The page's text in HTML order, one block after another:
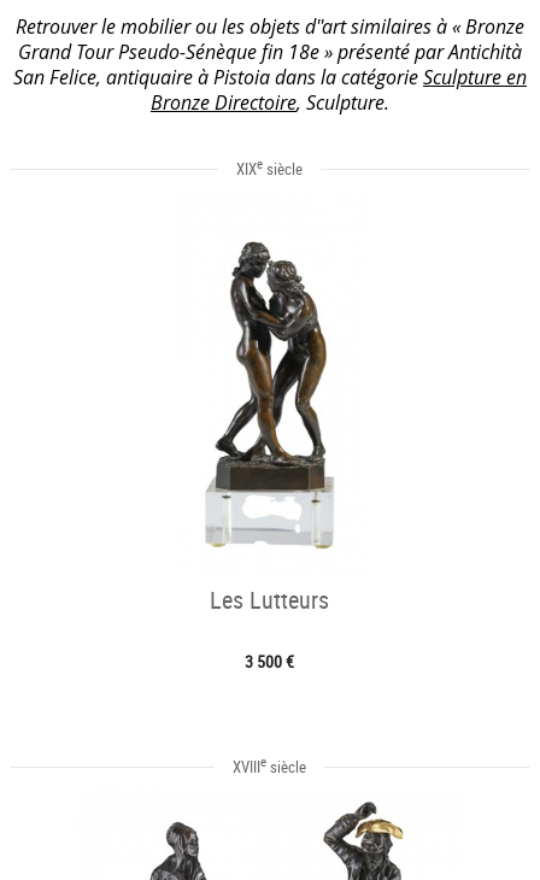
Retrouver le mobilier ou les objets d''art similaires à « Bronze
Grand Tour Pseudo-Sénèque fin 18e » présenté par Antichità
San Felice, antiquaire à Pistoia dans la catégorieSculpture en
Bronze Directoire, Sculpture.
XIXe siècle
Les Lutteurs
3 500 €
XVIIIe siècle